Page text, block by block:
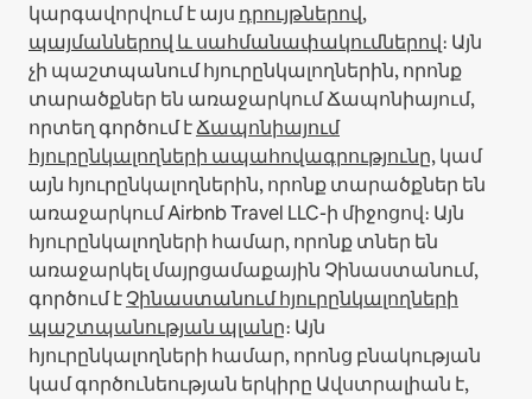
կարգավորվում է այս դրույթներով,
պայմաններով և սահմանափակումներով։ Այն
չի պաշտպանում հյուրընկալողներին, որոնք
տարածքներ են առաջարկում Ճապոնիայում,
որտեղ գործում էՃապոնիայում
հյուրընկալողների ապահովագրությունը, կամ
այն հյուրընկալողներին, որոնք տարածքներ են
առաջարկում Airbnb Travel LLC-ի միջոցով։ Այն
հյուրընկալողների համար, որոնք տներ են
առաջարկել մայրցամաքային Չինաստանում,
գործում էՉինաստանում հյուրընկալողների
պաշտպանության պլանը։ Այն
հյուրընկալողների համար, որոնց բնակության
կամ գործունեության երկիրը Ավստրալիան է,